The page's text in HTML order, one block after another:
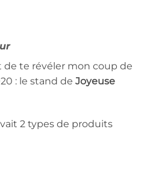
te révéler mon coup de
: le stand de Joyeuse
2 types de produits